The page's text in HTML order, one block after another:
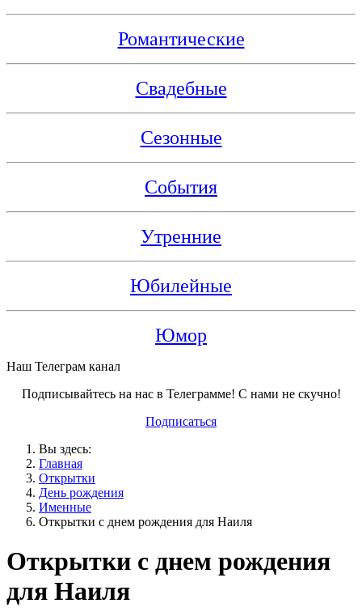
Романтические
Свадебные
Сезонные
События
Утренние
Юбилейные
Юмор
Наш Телеграм канал
Подписывайтесь на нас в Телеграмме! С нами не скучно!
Подписаться
Вы здесь:
Главная
Открытки
День рождения
Именные
Открытки с днем рождения для Наиля
Открытки с днем рождения
для Наиля